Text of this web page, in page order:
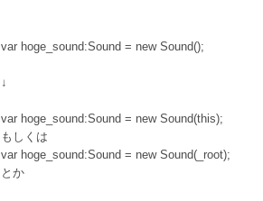
var hoge_sound:Sound = new Sound();
↓
var hoge_sound:Sound = new Sound(this);
もしくは
var hoge_sound:Sound = new Sound(_root);
とか